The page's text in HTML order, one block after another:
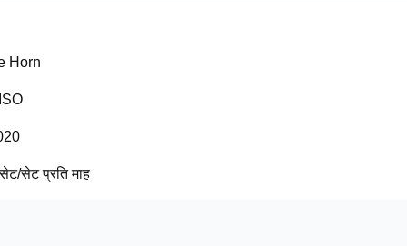
Horn
सेट प्रति माह